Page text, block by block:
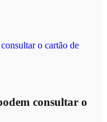
consultar o